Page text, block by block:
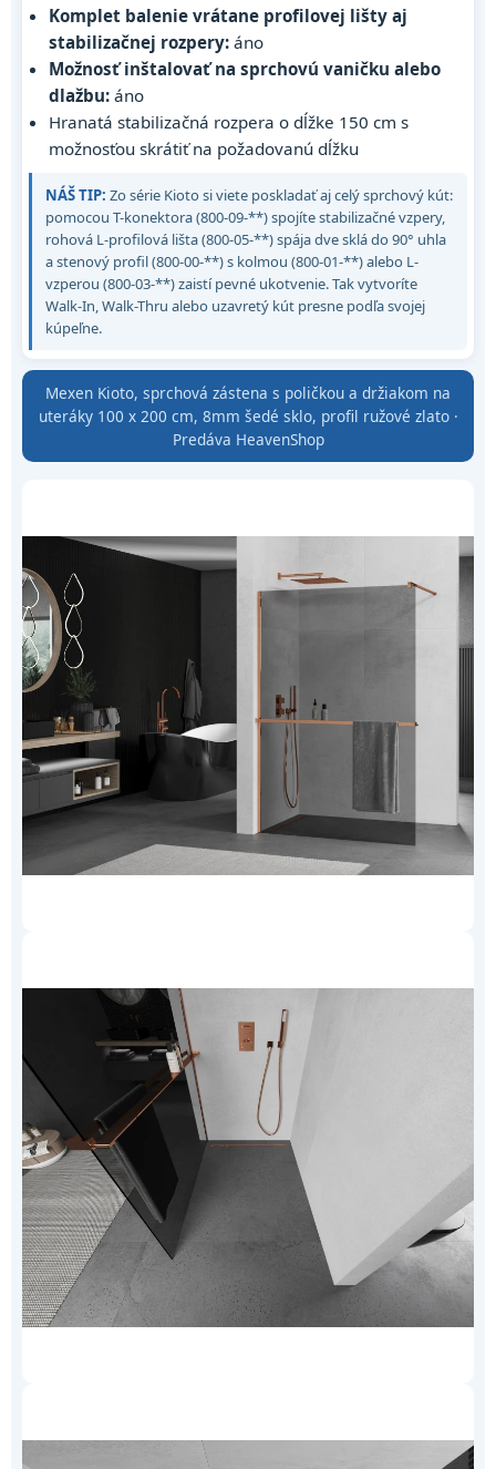
Komplet balenie vrátane profilovej lišty aj
stabilizačnej rozpery: áno
Možnosť inštalovať na sprchovú vaničku alebo
dlažbu: áno
Hranatá stabilizačná rozpera o dĺžke 150 cm s
možnosťou skrátiť na požadovanú dĺžku
NÁŠ TIP: Zo série Kioto si viete poskladať aj celý sprchový kút:
pomocou T-konektora (800-09-**) spojíte stabilizačné vzpery,
rohová L-profilová lišta (800-05-**) spája dve sklá do 90° uhla
a stenový profil (800-00-**) s kolmou (800-01-**) alebo L-
vzperou (800-03-**) zaistí pevné ukotvenie. Tak vytvoríte
Walk-In, Walk-Thru alebo uzavretý kút presne podľa svojej
kúpeľne.
Mexen Kioto, sprchová zástena s poličkou a držiakom na
uteráky 100 x 200 cm, 8mm šedé sklo, profil ružové zlato ·
Predáva HeavenShop